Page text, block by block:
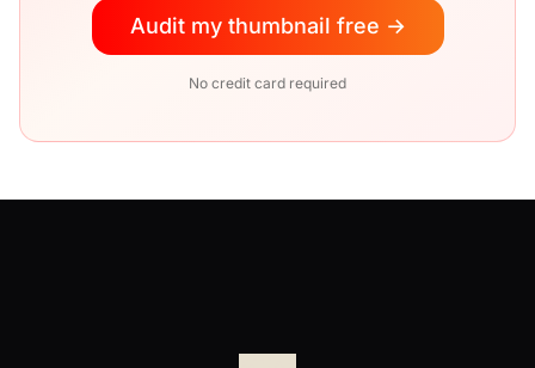
Audit my thumbnail free →
No credit card required